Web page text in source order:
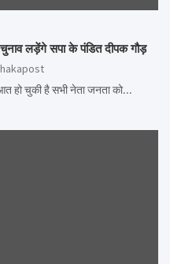
लड़ेंगे सपा के पंडित दीपक गौड़
हो चुकी है सभी नेता जनता को…